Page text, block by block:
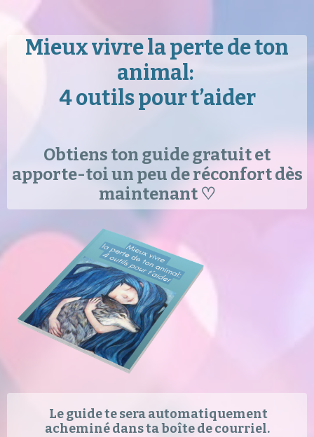
Mieux vivre la perte de ton
animal:
4 outils pour t’aider
Obtiens ton guide gratuit et
apporte-toi un peu de réconfort dès
maintenant ♡
Le guide te sera automatiquement
acheminé dans ta boîte de courriel.